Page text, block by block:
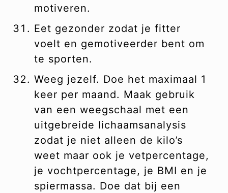
motiveren.
Eet gezonder zodat je fitter
voelt en gemotiveerder bent om
te sporten.
Weeg jezelf. Doe het maximaal 1
keer per maand. Maak gebruik
van een weegschaal met een
uitgebreide lichaamsanalysis
zodat je niet alleen de kilo’s
weet maar ook je vetpercentage,
je vochtpercentage, je BMI en je
spiermassa. Doe dat bij een